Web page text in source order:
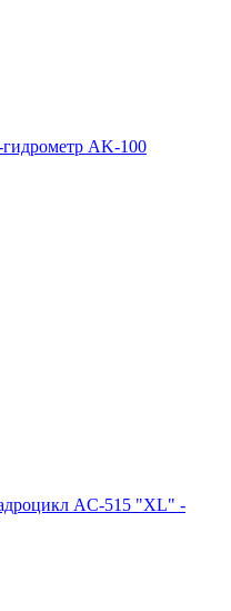
AK-100
AC-515 "XL" -